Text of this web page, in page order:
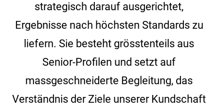
strategisch darauf ausgerichtet,
Ergebnisse nach höchsten Standards zu
liefern. Sie besteht grösstenteils aus
Senior-Profilen und setzt auf
massgeschneiderte Begleitung, das
Verständnis der Ziele unserer Kundschaft